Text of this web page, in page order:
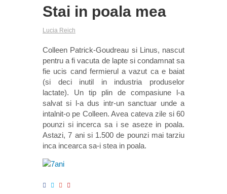
Stai in poala mea
Lucia Reich
Colleen Patrick-Goudreau si Linus, nascut
pentru a fi vacuta de lapte si condamnat sa
fie ucis cand fermierul a vazut ca e baiat
(si deci inutil in industria produselor
lactate). Un tip plin de compasiune l-a
salvat si l-a dus intr-un sanctuar unde a
intalnit-o pe Colleen. Avea cateva zile si 60
pounzi si incerca sa i se aseze in poala.
Astazi, 7 ani si 1.500 de pounzi mai tarziu
inca incearca sa-i stea in poala.